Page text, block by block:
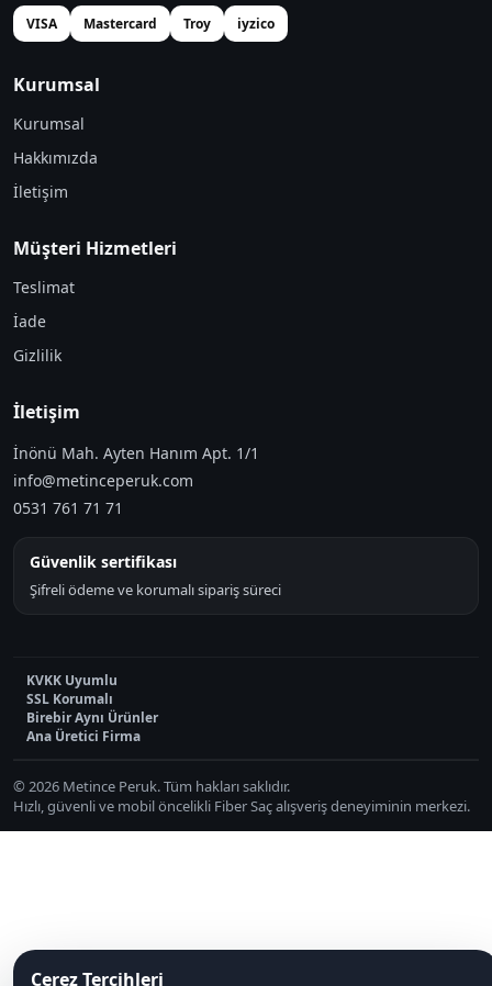
VISA Mastercard Troy iyzico
Kurumsal
Kurumsal
Hakkımızda
İletişim
Müşteri Hizmetleri
Teslimat
İade
Gizlilik
İletişim
İnönü Mah. Ayten Hanım Apt. 1/1
info@metinceperuk.com
0531 761 71 71
Güvenlik sertifikası
Şifreli ödeme ve korumalı sipariş süreci
KVKK Uyumlu
SSL Korumalı
Birebir Aynı Ürünler
Ana Üretici Firma
© 2026 Metince Peruk. Tüm hakları saklıdır.
Hızlı, güvenli ve mobil öncelikli Fiber Saç alışveriş deneyiminin merkezi.
Çerez Tercihleri